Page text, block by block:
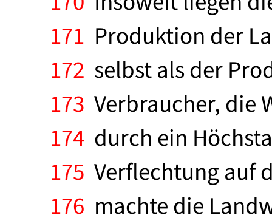
171 Produktion der
172 selbst als der
173 Verbraucher, die
174 durch ein
175 Verflechtung auf
176 machte die